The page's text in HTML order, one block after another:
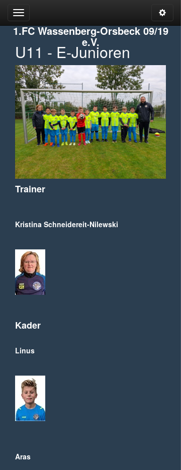
Open
Menu
Open
Admin
Tools
1.FC Wassenberg-Orsbeck 09/19
e.V.
U11 - E-Junioren
Trainer
Kristina Schneidereit-Nilewski
Kader
Linus
Aras